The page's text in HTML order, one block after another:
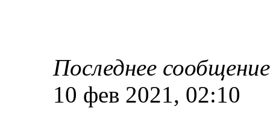
Последнее
10 фев 2021, 02:10